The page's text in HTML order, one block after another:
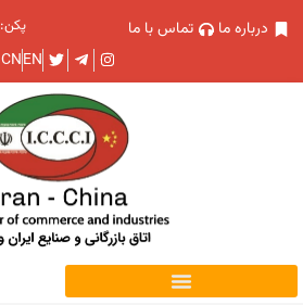
درباره ما تماس با ما پکن:
EN
CN